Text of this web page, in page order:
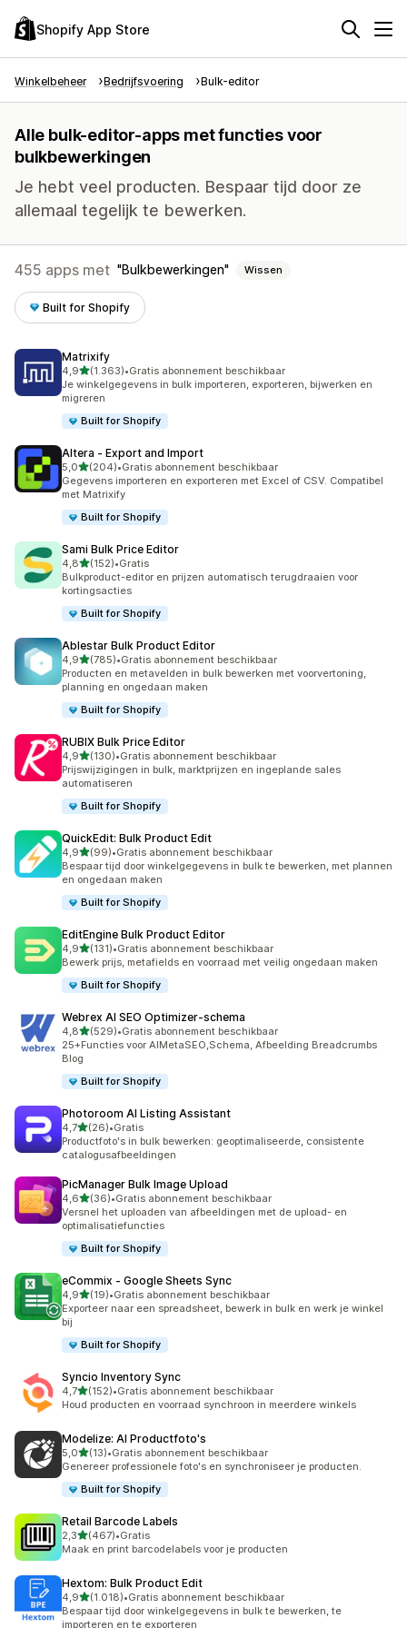
Shopify App Store
Winkelbeheer Bedrijfsvoering Bulk-editor
Alle bulk-editor-apps met functies voor
bulkbewerkingen
Je hebt veel producten. Bespaar tijd door ze
allemaal tegelijk te bewerken.
455 apps met Bulkbewerkingen Wissen
Built for Shopify
Matrixify
4,9van 5 sterren
(1.363)
1363 recensies in totaal
•Gratis abonnement beschikbaar
Je winkelgegevens in bulk importeren, exporteren, bijwerken en
migreren
Built for Shopify
Altera ‑ Export and Import
5,0van 5 sterren
(204)
204 recensies in totaal
•Gratis abonnement beschikbaar
Gegevens importeren en exporteren met Excel of CSV. Compatibel
met Matrixify
Built for Shopify
Sami Bulk Price Editor
4,8van 5 sterren
(152)
152 recensies in totaal
•Gratis
Bulkproduct-editor en prijzen automatisch terugdraaien voor
kortingsacties
Built for Shopify
Ablestar Bulk Product Editor
4,9van 5 sterren
(785)
785 recensies in totaal
•Gratis abonnement beschikbaar
Producten en metavelden in bulk bewerken met voorvertoning,
planning en ongedaan maken
Built for Shopify
RUBIX Bulk Price Editor
4,9van 5 sterren
(130)
130 recensies in totaal
•Gratis abonnement beschikbaar
Prijswijzigingen in bulk, marktprijzen en ingeplande sales
automatiseren
Built for Shopify
QuickEdit: Bulk Product Edit
4,9van 5 sterren
(99)
99 recensies in totaal
•Gratis abonnement beschikbaar
Bespaar tijd door winkelgegevens in bulk te bewerken, met plannen
en ongedaan maken
Built for Shopify
EditEngine Bulk Product Editor
4,9van 5 sterren
(131)
131 recensies in totaal
•Gratis abonnement beschikbaar
Bewerk prijs, metafields en voorraad met veilig ongedaan maken
Built for Shopify
Webrex AI SEO Optimizer‑schema
4,8van 5 sterren
(529)
529 recensies in totaal
•Gratis abonnement beschikbaar
25+Functies voor AIMetaSEO,Schema, Afbeelding Breadcrumbs
BIog
Built for Shopify
Photoroom AI Listing Assistant
4,7van 5 sterren
(26)
26 recensies in totaal
•Gratis
Productfoto's in bulk bewerken: geoptimaliseerde, consistente
catalogusafbeeldingen
PicManager Bulk Image Upload
4,6van 5 sterren
(36)
36 recensies in totaal
•Gratis abonnement beschikbaar
Versnel het uploaden van afbeeldingen met de upload- en
optimalisatiefuncties
Built for Shopify
eCommix ‑ Google Sheets Sync
4,9van 5 sterren
(19)
19 recensies in totaal
•Gratis abonnement beschikbaar
Exporteer naar een spreadsheet, bewerk in bulk en werk je winkel
bij
Built for Shopify
Syncio Inventory Sync
4,7van 5 sterren
(152)
152 recensies in totaal
•Gratis abonnement beschikbaar
Houd producten en voorraad synchroon in meerdere winkels
Modelize: AI Productfoto's
5,0van 5 sterren
(13)
13 recensies in totaal
•Gratis abonnement beschikbaar
Genereer professionele foto's en synchroniseer je producten.
Built for Shopify
Retail Barcode Labels
2,3van 5 sterren
(467)
467 recensies in totaal
•Gratis
Maak en print barcodelabels voor je producten
Hextom: Bulk Product Edit
4,9van 5 sterren
(1.018)
1018 recensies in totaal
•Gratis abonnement beschikbaar
Bespaar tijd door winkelgegevens in bulk te bewerken, te
importeren en te exporteren